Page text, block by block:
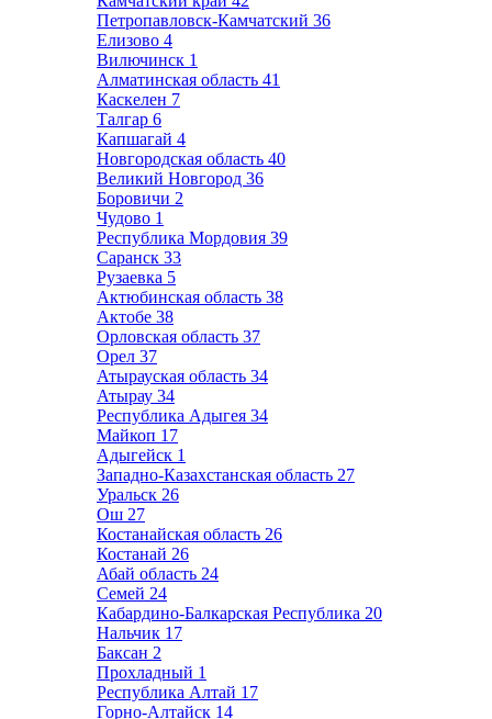
Петропавловск-Камчатский 36
Елизово 4
Вилючинск 1
Алматинская область 41
Каскелен 7
Талгар 6
Капшагай 4
Новгородская область 40
Великий Новгород 36
Боровичи 2
Чудово 1
Республика Мордовия 39
Саранск 33
Рузаевка 5
Актюбинская область 38
Актобе 38
Орловская область 37
Орел 37
Атырауская область 34
Атырау 34
Республика Адыгея 34
Майкоп 17
Адыгейск 1
Западно-Казахстанская область 27
Уральск 26
Ош 27
Костанайская область 26
Костанай 26
Абай область 24
Семей 24
Кабардино-Балкарская Республика 20
Нальчик 17
Баксан 2
Прохладный 1
Республика Алтай 17
Горно-Алтайск 14